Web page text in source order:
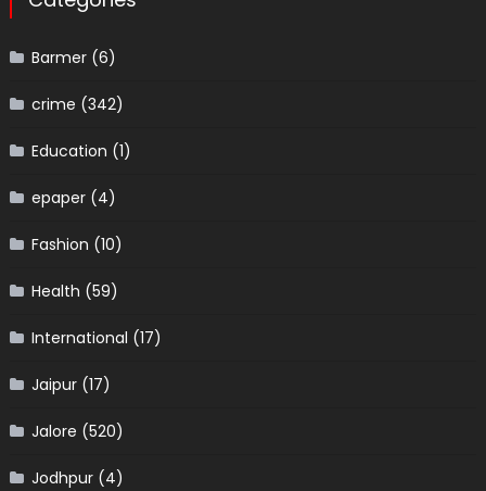
Barmer(6)
crime (342)
Education (1)
epaper(4)
Fashion (10)
Health (59)
International (17)
Jaipur(17)
Jalore (520)
Jodhpur(4)